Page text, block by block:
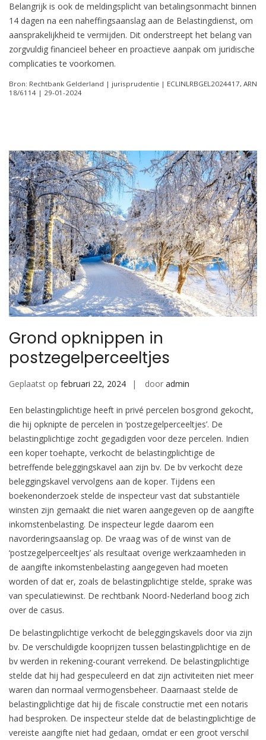
Belangrijk is ook de meldingsplicht van betalingsonmacht binnen
14 dagen na een naheffingsaanslag aan de Belastingdienst, om
aansprakelijkheid te vermijden. Dit onderstreept het belang van
zorgvuldig financieel beheer en proactieve aanpak om juridische
complicaties te voorkomen.
Bron: Rechtbank Gelderland | jurisprudentie | ECLINLRBGEL2024417, ARN
18/6114 | 29-01-2024
Grond opknippen in
postzegelperceeltjes
Geplaatst op februari 22, 2024 door admin
Een belastingplichtige heeft in privé percelen bosgrond gekocht,
die hij opknipte de percelen in ‘postzegelperceeltjes’. De
belastingplichtige zocht gegadigden voor deze percelen. Indien
een koper toehapte, verkocht de belastingplichtige de
betreffende beleggingskavel aan zijn bv. De bv verkocht deze
beleggingskavel vervolgens aan de koper. Tijdens een
boekenonderzoek stelde de inspecteur vast dat substantiële
winsten zijn gemaakt die niet waren aangegeven op de aangifte
inkomstenbelasting. De inspecteur legde daarom een
navorderingsaanslag op. De vraag was of de winst van de
‘postzegelperceeltjes’ als resultaat overige werkzaamheden in
de aangifte inkomstenbelasting aangegeven had moeten
worden of dat er, zoals de belastingplichtige stelde, sprake was
van speculatiewinst. De rechtbank Noord-Nederland boog zich
over de casus.
De belastingplichtige verkocht de beleggingskavels door via zijn
bv. De verschuldigde kooprijzen tussen belastingplichtige en de
bv werden in rekening-courant verrekend. De belastingplichtige
stelde dat hij had gespeculeerd en dat zijn activiteiten niet meer
waren dan normaal vermogensbeheer. Daarnaast stelde de
belastingplichtige dat hij de fiscale constructie met een notaris
had besproken. De inspecteur stelde dat de belastingplichtige de
vereiste aangifte niet had gedaan, omdat er een groot verschil